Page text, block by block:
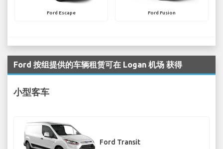
Ford Escape Ford Fusion
Ford 按组提供的车辆租赁可在 Logan 机场 获得
小型客车
Ford Transit